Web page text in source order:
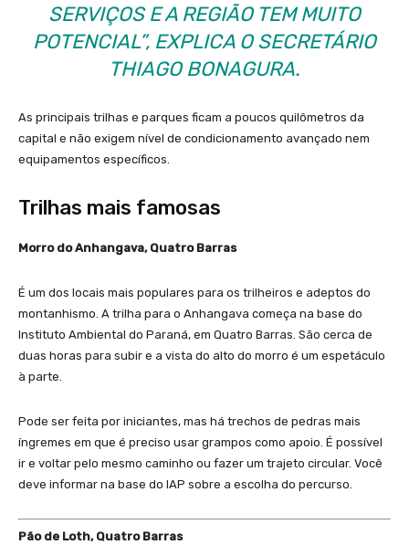
SERVIÇOS E A REGIÃO TEM MUITO
POTENCIAL”, EXPLICA O SECRETÁRIO
THIAGO BONAGURA.
As principais trilhas e parques ficam a poucos quilômetros da
capital e não exigem nível de condicionamento avançado nem
equipamentos específicos.
Trilhas mais famosas
Morro do Anhangava, Quatro Barras
É um dos locais mais populares para os trilheiros e adeptos do
montanhismo. A trilha para o Anhangava começa na base do
Instituto Ambiental do Paraná, em Quatro Barras. São cerca de
duas horas para subir e a vista do alto do morro é um espetáculo
à parte.
Pode ser feita por iniciantes, mas há trechos de pedras mais
íngremes em que é preciso usar grampos como apoio. É possível
ir e voltar pelo mesmo caminho ou fazer um trajeto circular. Você
deve informar na base do IAP sobre a escolha do percurso.
Pão de Loth, Quatro Barras